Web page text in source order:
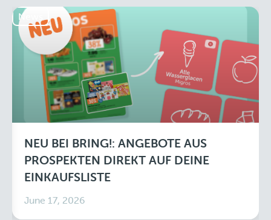
News
NEU BEI BRING!: ANGEBOTE AUS
PROSPEKTEN DIREKT AUF DEINE
EINKAUFSLISTE
June 17, 2026